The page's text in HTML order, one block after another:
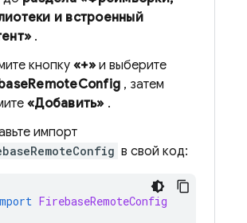
и встроенный
.
кнопку «+»и выберите
, затем
«Добавить» .
импорт
в свой код:
FirebaseRemoteConfig